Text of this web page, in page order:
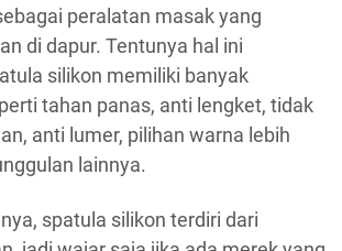
peralatan masak yang
di dapur. Tentunya hal ini
silikon memiliki banyak
tahan panas, anti lengket, tidak
anti lumer, pilihan warna lebih
lainnya.
spatula silikon terdiri dari